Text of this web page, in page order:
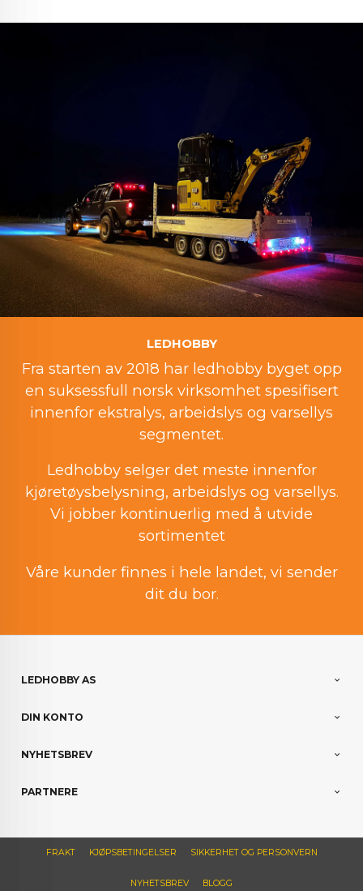
LEDHOBBY
Fra starten av 2018 har ledhobby byget opp
en suksessfull norsk virksomhet spesifisert
innenfor ekstralys, arbeidslys og varsellys
segmentet.
Ledhobby selger det meste innenfor
kjøretøysbelysning, arbeidslys og varsellys.
Vi jobber kontinuerlig med å utvide
sortimentet
Våre kunder finnes i hele landet, vi sender
dit du bor.
LEDHOBBY AS
DIN KONTO
NYHETSBREV
PARTNERE
FRAKT KJØPSBETINGELSER SIKKERHET OG PERSONVERN
NYHETSBREV BLOGG